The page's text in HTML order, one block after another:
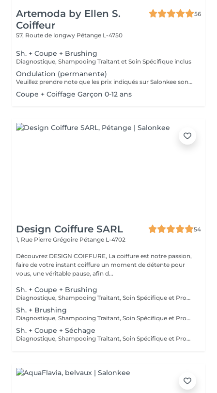
Artemoda by Ellen S.
Coiffeur
56
57, Route de longwy Pétange L-4750
Sh. + Coupe + Brushing
Diagnostique, Shampooing Traitant et Soin Spécifique inclus
Ondulation (permanente)
Veuillez prendre note que les prix indiqués sur Salonkee sont communiqués à titre informatif et s'entendent de base. Ces derniers sont susceptibles de varier selon le diagnostic réalisé à votre arrivée au salon et l'expertise du professionnel à qui vous confiez votre beauté. Dans tous les cas, un devis précis vous sera proposé et toutes réalisations de prestations seront effectuées avec votre accord. Un grand merci d'avance pour votre compréhension. Au plaisir de vous recevoir très vite.
Coupe + Coiffage Garçon 0-12 ans
Design Coiffure SARL
54
1, Rue Pierre Grégoire Pétange L-4702
Découvrez DESIGN COIFFURE, La coiffure est notre passion,
faire de votre instant coiffure un moment de détente pour
vous, une véritable pause, afin d...
Sh. + Coupe + Brushing
Diagnostique, Shampooing Traitant, Soin Spécifique et Produits Coiffants inclus
Sh. + Brushing
Diagnostique, Shampooing Traitant, Soin Spécifique et Produits Coiffants inclus
Sh. + Coupe + Séchage
Diagnostique, Shampooing Traitant, Soin Spécifique et Produits Coiffants inclus